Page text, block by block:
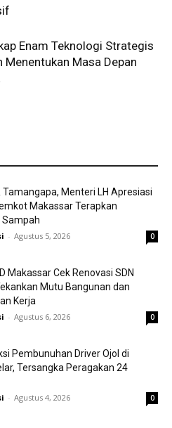
Enam Teknologi Strategis
Menentukan Masa Depan
Tamangapa, Menteri LH Apresiasi
Makassar Terapkan
Sampah
- Agustus 5, 2026 0
Makassar Cek Renovasi SDN
Mutu Bangunan dan
Kerja
- Agustus 6, 2026 0
Pembunuhan Driver Ojol di
Tersangka Peragakan 24
- Agustus 4, 2026 0